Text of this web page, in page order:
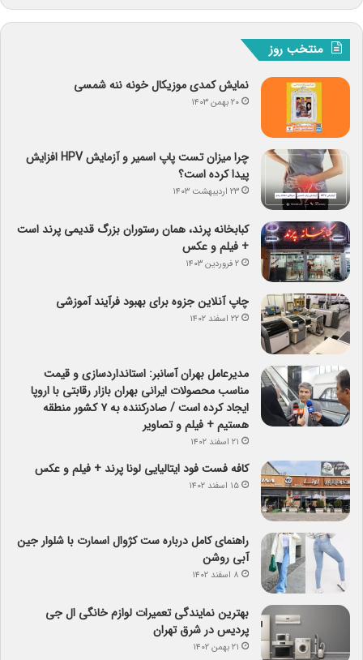
منتخب روز
نمایش کمدی موزیکال خونه ننه شمسی
۲۰ بهمن ۱۴۰۳
چرا میزان تست پاپ اسمیر و آزمایش HPV افزایش
پیدا کرده است؟
۲۳ اردیبهشت ۱۴۰۳
کبابخانه پرند، همان رستوران بزرگ قدیمی پرند است
+ فیلم و عکس
۲ فروردین ۱۴۰۳
چاپ آنلاین جزوه برای بهبود فرآیند آموزشی
۲۲ اسفند ۱۴۰۲
مدیرعامل بهران آسانبر: استانداردسازی و قیمت
مناسب محصولات ایرانی بهران بازار رقابتی با اروپا
ایجاد کرده است / صادرکننده به ۷ کشور منطقه
هستیم + فیلم و تصاویر
۲۱ اسفند ۱۴۰۲
کافه فست فود ایتالیایی لونا پرند + فیلم و عکس
۱۵ اسفند ۱۴۰۲
راهنمای کامل درباره ست کژوال اسمارت با شلوار جین
آبی روشن
۸ اسفند ۱۴۰۲
بهترین نمایندگی تعمیرات لوازم خانگی ال جی
پردیس در شرق تهران
۲۱ بهمن ۱۴۰۲